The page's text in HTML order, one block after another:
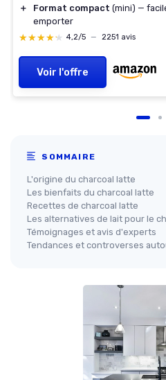
＋
Format compact (mini) —
emporter
★★★★★
★★★★★ 4,2/5 — 2251 avis
Voir l'offre
SOMMAIRE
L'origine du charcoal latte
Les bienfaits du charcoal latte
Recettes de charcoal latte
Les alternatives de lait pour le
Témoignages et avis d'experts
Tendances et controverses